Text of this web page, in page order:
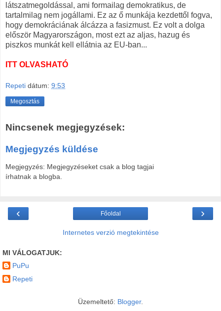
látszatmegoldással, ami formailag demokratikus, de
tartalmilag nem jogállami. Ez az ő munkája kezdettől fogva,
hogy demokráciának álcázza a fasizmust. Ez volt a dolga
először Magyarországon, most ezt az aljas, hazug és
piszkos munkát kell ellátnia az EU-ban...
ITT OLVASHATÓ
Repeti dátum: 9:53
Megosztás
Nincsenek megjegyzések:
Megjegyzés küldése
Megjegyzés: Megjegyzéseket csak a blog tagjai
írhatnak a blogba.
‹ ›
Főoldal
Internetes verzió megtekintése
MI VÁLOGATJUK:
PuPu
Repeti
Üzemeltető: Blogger.